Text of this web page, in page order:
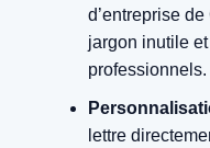
d’entreprise
jargon inutile
professionnels.
lettre